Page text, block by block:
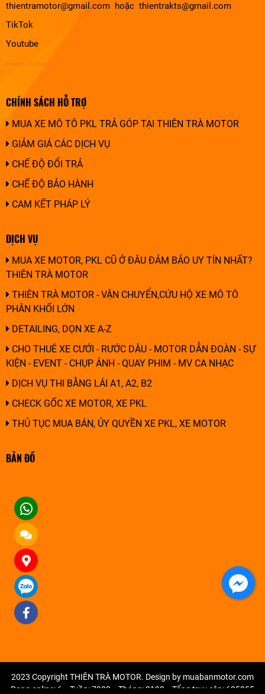
thientramotor@gmail.com hoặc thientrakts@gmail.com
TikTok
Youtube
design by chuonghung
CHÍNH SÁCH HỖ TRỢ
MUA XE MÔ TÔ PKL TRẢ GÓP TẠI THIÊN TRÀ MOTOR
GIẢM GIÁ CÁC DỊCH VỤ
CHẾ ĐỘ ĐỔI TRẢ
CHẾ ĐỘ BẢO HÀNH
CAM KẾT PHÁP LÝ
DỊCH VỤ
MUA XE MOTOR, PKL CŨ Ở ĐÂU ĐẢM BẢO UY TÍN NHẤT?
THIÊN TRÀ MOTOR
THIÊN TRÀ MOTOR - VẬN CHUYỂN,CỨU HỘ XE MÔ TÔ
PHÂN KHỐI LỚN
DETAILING, DỌN XE A-Z
CHO THUÊ XE CƯỚI - RƯỚC DÂU - MOTOR DẪN ĐOÀN - SỰ
KIỆN - EVENT - CHỤP ẢNH - QUAY PHIM - MV CA NHẠC
DỊCH VỤ THI BẰNG LÁI A1, A2, B2
CHECK GỐC XE MOTOR, XE PKL
THỦ TỤC MUA BÁN, ỦY QUYỀN XE PKL, XE MOTOR
BẢN ĐỒ
2023 Copyright THIÊN TRÀ MOTOR. Design by muabanmotor.com
Đang online: 6
Tuần: 7980 Tháng: 9198 Tổng truy cập: 685055